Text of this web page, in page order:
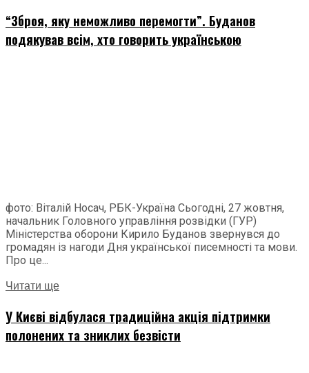
“Зброя, яку неможливо перемогти”. Буданов
подякував всім, хто говорить українською
фото: Віталій Носач, РБК-Україна Сьогодні, 27 жовтня,
начальник Головного управління розвідки (ГУР)
Міністерства оборони Кирило Буданов звернувся до
громадян із нагоди Дня української писемності та мови.
Про це...
Читати ще
У Києві відбулася традиційна акція підтримки
полонених та зниклих безвісти